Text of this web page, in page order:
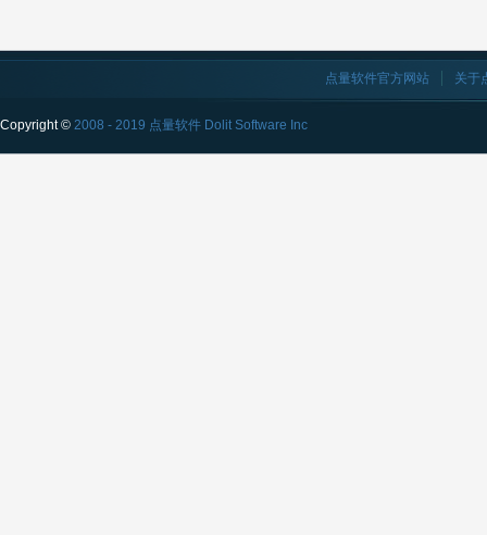
点量软件官方网站 关于
Copyright © 2008 - 2019 点量软件 Dolit Software Inc